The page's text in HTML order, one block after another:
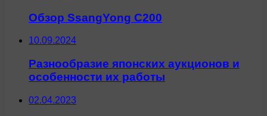
Обзор SsangYong C200
10.09.2024
Разнообразие японских аукционов и
особенности их работы
02.04.2023